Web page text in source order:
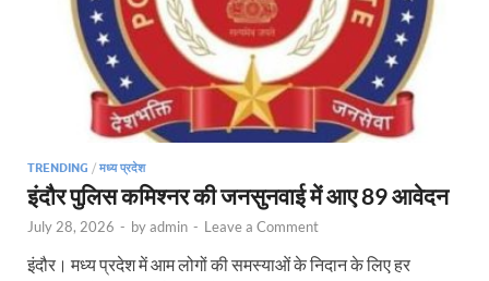
TRENDING / मध्य प्रदेश
इंदौर पुलिस कमिश्नर की जनसुनवाई में आए 89 आवेदन
July 28, 2026 - byadmin - Leave a Comment
इंदौर। मध्य प्रदेश में आम लोगों की समस्याओं के निदान के लिए हर